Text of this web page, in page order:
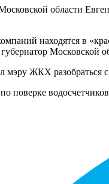
области
находятся в
Московской
мэру ЖКХ разобраться
поверке водосчетчиков